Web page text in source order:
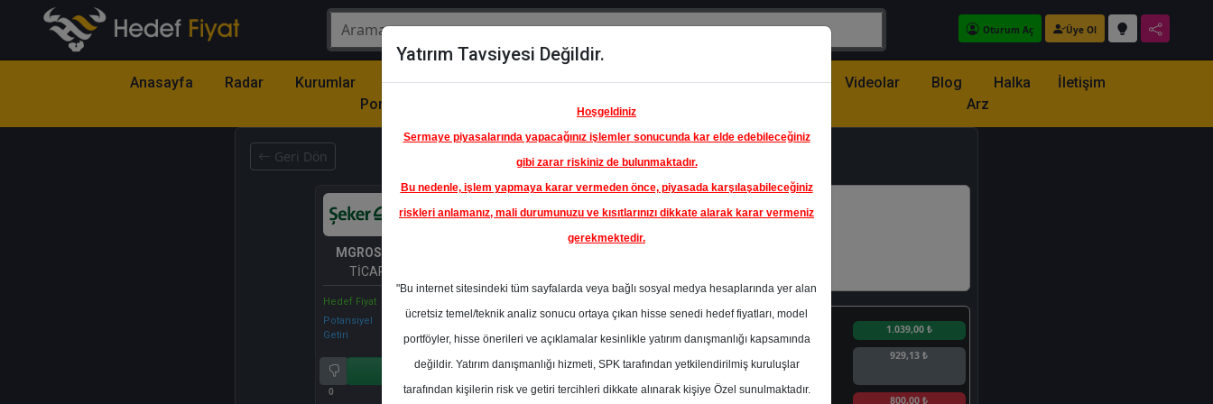
Oturum Aç Üye Ol
Anasayfa Radar Kurumlar
Model
Portföy
Hisse
Öne
Çıkanlar
Raporlar Partnerlerimiz Videolar Blog
Halka
Arz
İletişim
Geri Dön
MGROS
TİCARET A.Ş.
Hedef Fiyat
Potansiyel
Getiri
%39.04
0 0
En Yüksek Tahmin 1.039,00 ₺
Ortalama Fiyat
Tahmini
929,13 ₺
800,00 ₺
Yatırım Tavsiyesi Değildir.
Hoşgeldiniz
Sermaye piyasalarında yapacağınız işlemler sonucunda kar elde edebileceğiniz
gibi zarar riskiniz de bulunmaktadır.
Bu nedenle, işlem yapmaya karar vermeden önce, piyasada karşılaşabileceğiniz
riskleri anlamanız, mali durumunuzu ve kısıtlarınızı dikkate alarak karar vermeniz
gerekmektedir.
"Bu internet sitesindeki tüm sayfalarda veya bağlı sosyal medya hesaplarında yer alan
ücretsiz temel/teknik analiz sonucu ortaya çıkan hisse senedi hedef fiyatları, model
portföyler, hisse önerileri ve açıklamalar kesinlikle yatırım danışmanlığı kapsamında
değildir. Yatırım danışmanlığı hizmeti, SPK tarafından yetkilendirilmiş kuruluşlar
tarafından kişilerin risk ve getiri tercihleri dikkate alınarak kişiye Özel sunulmaktadır.